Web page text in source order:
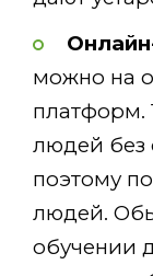
можно на
платформ.
людей без
поэтому
людей.
обучении